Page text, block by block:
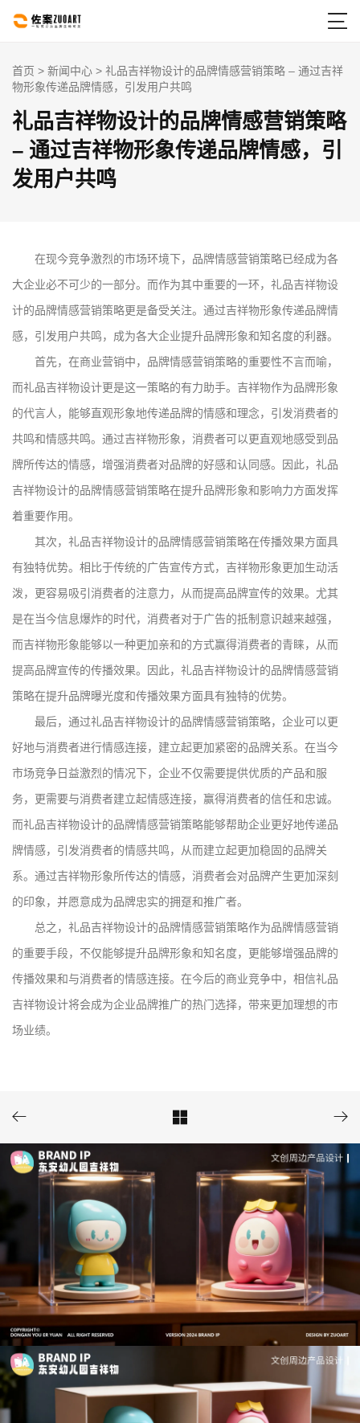

首页 > 新闻中心 > 礼品吉祥物设计的品牌情感营销策略 – 通过吉祥
物形象传递品牌情感，引发用户共鸣
礼品吉祥物设计的品牌情感营销策略
– 通过吉祥物形象传递品牌情感，引
发用户共鸣
在现今竞争激烈的市场环境下，品牌情感营销策略已经成为各
大企业必不可少的一部分。而作为其中重要的一环，礼品吉祥物设
计的品牌情感营销策略更是备受关注。通过吉祥物形象传递品牌情
感，引发用户共鸣，成为各大企业提升品牌形象和知名度的利器。
首先，在商业营销中，品牌情感营销策略的重要性不言而喻，
而礼品吉祥物设计更是这一策略的有力助手。吉祥物作为品牌形象
的代言人，能够直观形象地传递品牌的情感和理念，引发消费者的
共鸣和情感共鸣。通过吉祥物形象，消费者可以更直观地感受到品
牌所传达的情感，增强消费者对品牌的好感和认同感。因此，礼品
吉祥物设计的品牌情感营销策略在提升品牌形象和影响力方面发挥
着重要作用。
其次，礼品吉祥物设计的品牌情感营销策略在传播效果方面具
有独特优势。相比于传统的广告宣传方式，吉祥物形象更加生动活
泼，更容易吸引消费者的注意力，从而提高品牌宣传的效果。尤其
是在当今信息爆炸的时代，消费者对于广告的抵制意识越来越强，
而吉祥物形象能够以一种更加亲和的方式赢得消费者的青睐，从而
提高品牌宣传的传播效果。因此，礼品吉祥物设计的品牌情感营销
策略在提升品牌曝光度和传播效果方面具有独特的优势。
最后，通过礼品吉祥物设计的品牌情感营销策略，企业可以更
好地与消费者进行情感连接，建立起更加紧密的品牌关系。在当今
市场竞争日益激烈的情况下，企业不仅需要提供优质的产品和服
务，更需要与消费者建立起情感连接，赢得消费者的信任和忠诚。
而礼品吉祥物设计的品牌情感营销策略能够帮助企业更好地传递品
牌情感，引发消费者的情感共鸣，从而建立起更加稳固的品牌关
系。通过吉祥物形象所传达的情感，消费者会对品牌产生更加深刻
的印象，并愿意成为品牌忠实的拥趸和推广者。
总之，礼品吉祥物设计的品牌情感营销策略作为品牌情感营销
的重要手段，不仅能够提升品牌形象和知名度，更能够增强品牌的
传播效果和与消费者的情感连接。在今后的商业竞争中，相信礼品
吉祥物设计将会成为企业品牌推广的热门选择，带来更加理想的市
场业绩。
  